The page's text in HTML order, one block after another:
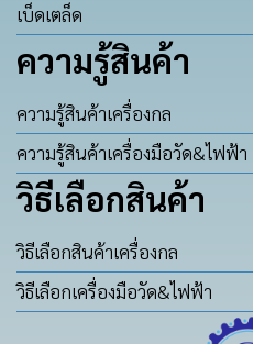
เบ็ดเตล็ด
ความรู้สินค้า
ความรู้สินค้าเครื่องกล
ความรู้สินค้าเครื่องมือวัด&ไฟฟ้า
วิธีเลือกสินค้า
วิธีเลือกสินค้าเครื่องกล
วิธีเลือกเครื่องมือวัด&ไฟฟ้า